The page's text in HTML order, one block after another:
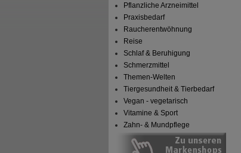
Pflanzliche Arzneimittel
Praxisbedarf
Raucherentwöhnung
Reise
Schlaf & Beruhigung
Schmerzmittel
Themen-Welten
Tiergesundheit & Tierbedarf
Vegan - vegetarisch
Vitamine & Sport
Zahn- & Mundpflege